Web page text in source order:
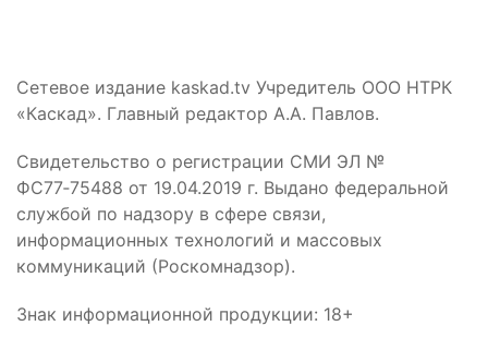
Сетевое издание kaskad.tv Учредитель ООО НТРК
«Каскад». Главный редактор А.А. Павлов.
Свидетельство о регистрации СМИ ЭЛ №
ФС77‑75488 от 19.04.2019 г. Выдано федеральной
службой по надзору в сфере связи,
информационных технологий и массовых
коммуникаций (Роскомнадзор).
Знак информационной продукции: 18+